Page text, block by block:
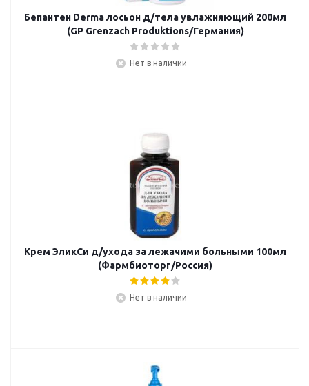
Бепантен Derma лосьон д/тела увлажняющий 200мл
(GP Grenzach Produktions/Германия)
Нет в наличии
Крем ЭликСи д/ухода за лежачими больными 100мл
(Фармбиоторг/Россия)
Нет в наличии